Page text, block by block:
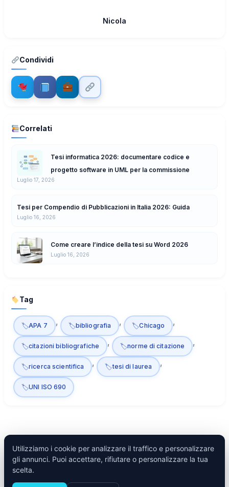
Nicola
Condividi
Correlati
Tesi informatica 2026: documentare codice e
progetto software in UML per la commissione
Luglio 17, 2026
Tesi per Compendio di Pubblicazioni in Italia 2026: Guida
Luglio 16, 2026
Come creare l’indice della tesi su Word 2026
Luglio 16, 2026
Tag
APA 7 , bibliografia , Chicago ,
citazioni bibliografiche , norme di citazione ,
ricerca scientifica , tesi di laurea ,
UNI ISO 690
Utilizziamo i cookie per analizzare il traffico e personalizzare
gli annunci. Puoi accettare, rifiutare o personalizzare la tua
scelta.